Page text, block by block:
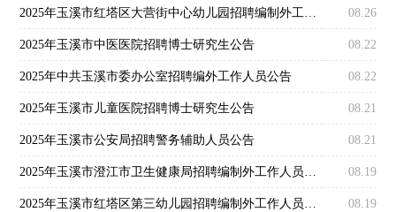
2025年玉溪市红塔区大营街中心幼儿园招聘编制外工作人员公告 08.26
2025年玉溪市中医医院招聘博士研究生公告 08.22
2025年中共玉溪市委办公室招聘编外工作人员公告 08.22
2025年玉溪市儿童医院招聘博士研究生公告 08.21
2025年玉溪市公安局招聘警务辅助人员公告 08.21
2025年玉溪市澄江市卫生健康局招聘编制外工作人员招聘公告 08.19
2025年玉溪市红塔区第三幼儿园招聘编制外工作人员公告 08.19